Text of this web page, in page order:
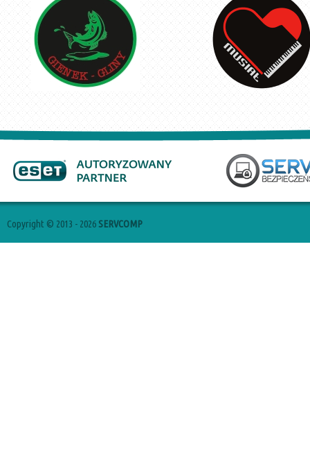
Copyright © 2013 - 2026 SERVCOMP